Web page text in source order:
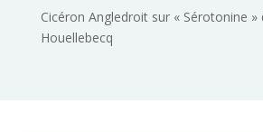
Cicéron Angledroitsur « Sérotonine »
Houellebecq